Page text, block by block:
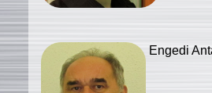
Engedi